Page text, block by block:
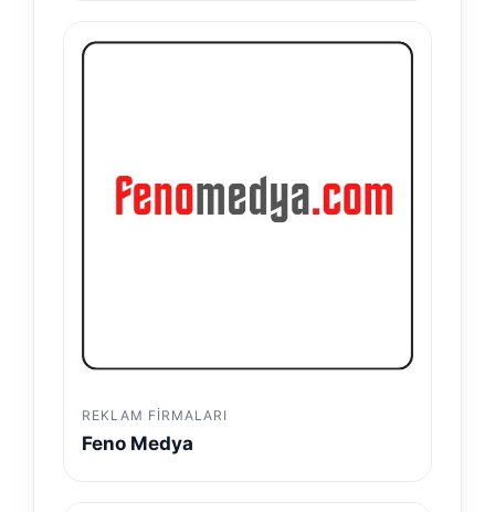
REKLAM FIRMALARI
Feno Medya